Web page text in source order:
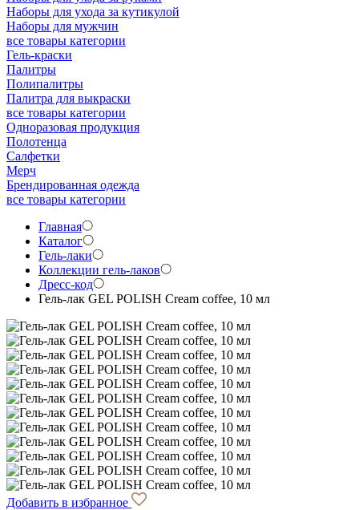
Наборы для ухода за кутикулой
Наборы для мужчин
все товары категории
Гель-краски
Палитры
Полипалитры
Палитра для выкраски
все товары категории
Одноразовая продукция
Полотенца
Салфетки
Мерч
Брендированная одежда
все товары категории
Главная
Каталог
Гель-лаки
Коллекции гель-лаков
Дресс-код
Гель-лак GEL POLISH Cream coffeе, 10 мл
Добавить в избранное